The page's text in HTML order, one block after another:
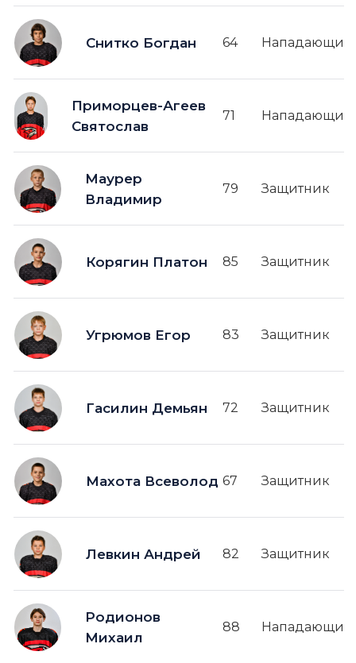
Снитко Богдан 64 Нападающий
Приморцев-Агеев
Святослав
71 Нападающий
Маурер
Владимир
79 Защитник
Корягин Платон 85 Защитник
Угрюмов Егор 83 Защитник
Гасилин Демьян 72 Защитник
Махота Всеволод 67 Защитник
Левкин Андрей 82 Защитник
Родионов
Михаил
88 Нападающий